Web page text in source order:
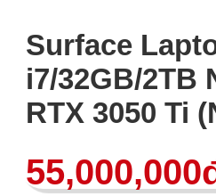
Surface
i7/32GB/2TB
RTX 3050 Ti